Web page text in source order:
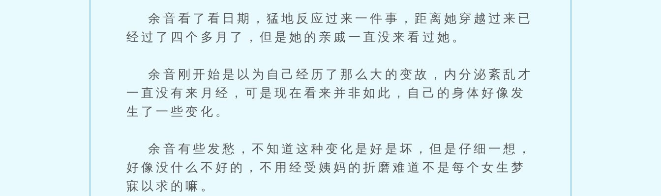
余音看了看日期，猛地反应过来一件事，距离她穿越过来已
经过了四个多月了，但是她的亲戚一直没来看过她。
余音刚开始是以为自己经历了那么大的变故，内分泌紊乱才
一直没有来月经，可是现在看来并非如此，自己的身体好像发
生了一些变化。
余音有些发愁，不知道这种变化是好是坏，但是仔细一想，
好像没什么不好的，不用经受姨妈的折磨难道不是每个女生梦
寐以求的嘛。